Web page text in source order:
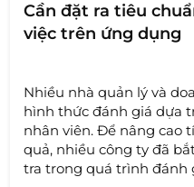
Cần đặt ra tiêu
việc trên ứng dụng
Nhiều nhà quản lý và
hình thức đánh giá dựa
nhân viên. Để nâng cao
quả, nhiều công ty đã
tra trong quá trình đánh